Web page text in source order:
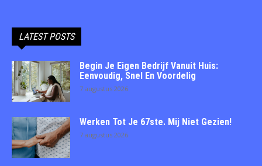
LATEST POSTS
Begin Je Eigen Bedrijf Vanuit Huis:
Eenvoudig, Snel En Voordelig
7 augustus 2026
Werken Tot Je 67ste. Mij Niet Gezien!
7 augustus 2026